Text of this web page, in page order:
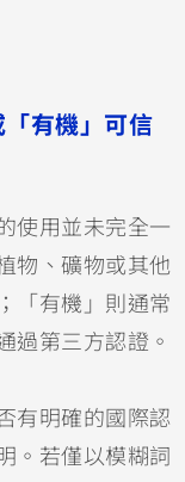
有機」可信
使用並未完全一
物、礦物或其他
「有機」則通常
過第三方認證。
有明確的國際認
。若僅以模糊詞